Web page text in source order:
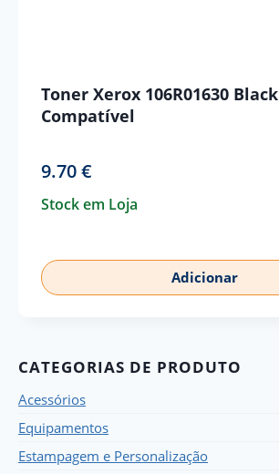
Toner Xerox 106R01630 Black
Compatível
9.70€
Stock em Loja
Adicionar
CATEGORIAS DE PRODUTO
Acessórios
Equipamentos
Estampagem e Personalização